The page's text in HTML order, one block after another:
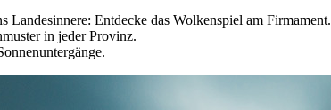
Landesinnere: Entdecke das Wolkenspiel am Firmament.
in jeder Provinz.